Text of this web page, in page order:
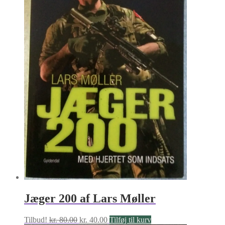
Jæger 200 af Lars Møller
Tilbud! kr.80.00 Den
kr. 40.00Den
Tilføj til kurv